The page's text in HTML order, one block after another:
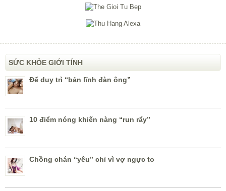
SỨC KHỎE GIỚI TÍNH
Để duy trì “bản lĩnh đàn ông”
10 điểm nóng khiến nàng “run rẩy”
Chồng chán “yêu” chỉ vì vợ ngực to